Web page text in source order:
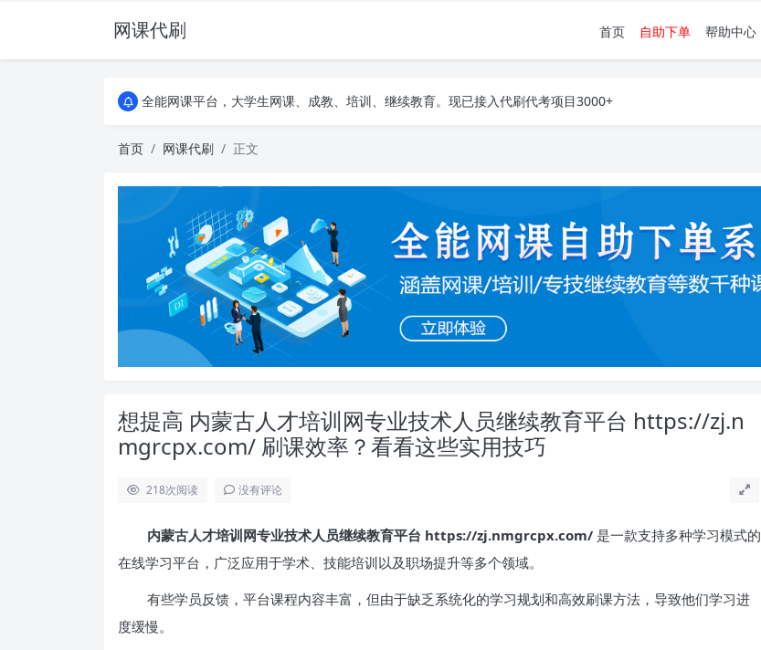
网课代刷 首页 自助下单 帮助中心
AI论文写作平台，根据真实文献内容生成论文
全能网课平台，大学生网课、成教、培训、继续教育。现已接入代刷代考项目3000+
全能网课平台，大学生网课、成教、培训、继续教育。现已接入代刷代考项目3000+
首页 网课代刷 正文
想提高 内蒙古人才培训网专业技术人员继续教育平台 https://zj.n
mgrcpx.com/ 刷课效率？看看这些实用技巧
218次阅读 没有评论
内蒙古人才培训网专业技术人员继续教育平台 https://zj.nmgrcpx.com/ 是一款支持多种学习模式的
在线学习平台，广泛应用于学术、技能培训以及职场提升等多个领域。
有些学员反馈，平台课程内容丰富，但由于缺乏系统化的学习规划和高效刷课方法，导致他们学习进
度缓慢。